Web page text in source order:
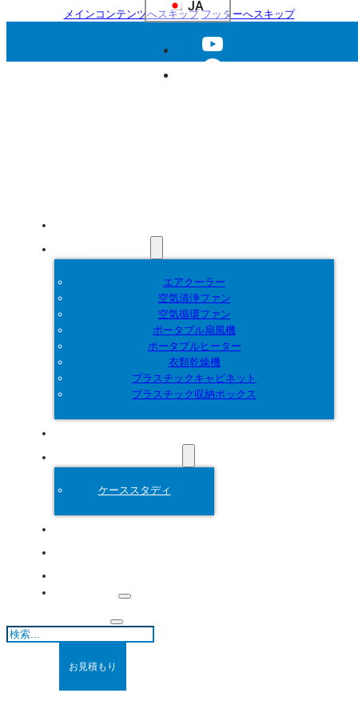
メインコンテンツへスキップフッターへスキップ
JA
エアクーラー
空気清浄ファン
空気循環ファン
ポータブル扇風機
ポータブルヒーター
衣類乾燥機
プラスチックキャビネット
プラスチック収納ボックス
ケーススタディ
検
索
お見積もり